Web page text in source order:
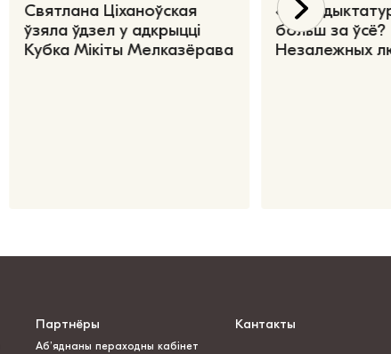
Святлана Ціханоўская
ўзяла ўдзел у адкрыцці
Кубка Мікіты Мелказёрава
«Чаго
больш за ўсё?
Незалежных
Партнёры
Аб’яднаны пераходны кабінет
Кантакты